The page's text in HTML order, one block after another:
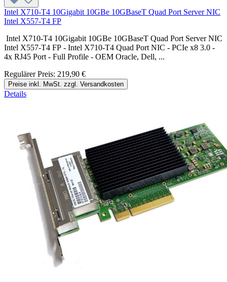
Intel X710-T4 10Gigabit 10GBe 10GBaseT Quad Port Server NIC
Intel X557-T4 FP
Intel X710-T4 10Gigabit 10GBe 10GBaseT Quad Port Server NIC
Intel X557-T4 FP - Intel X710-T4 Quad Port NIC - PCIe x8 3.0 -
4x RJ45 Port - Full Profile - OEM Oracle, Dell, ...
Regulärer Preis: 219,90 €
Preise inkl. MwSt. zzgl. Versandkosten
Details